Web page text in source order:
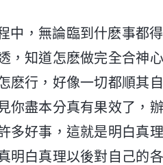
中，無論臨到什麽事都
，知道怎麽做完全合神
麽行，好像一切都順其
你盡本分真有果效了，
多好事，這就是明白真
明白真理以後對自己的